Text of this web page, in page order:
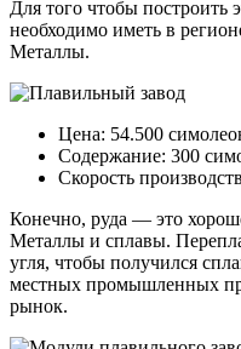
Для того чтобы построить
необходимо иметь в
Металлы.
Цена: 54.500
Содержание: 300
Скорость
Конечно, руда — это
Металлы и сплавы.
угля, чтобы получился
местных промышленных
рынок.